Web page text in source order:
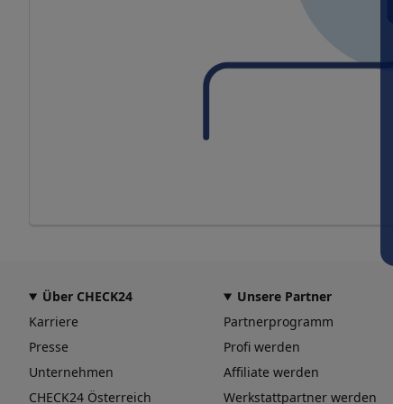
Über CHECK24
Karriere
Presse
Unternehmen
CHECK24 Österreich
Unsere Partner
Partnerprogramm
Profi werden
Affiliate werden
Werkstattpartner werden